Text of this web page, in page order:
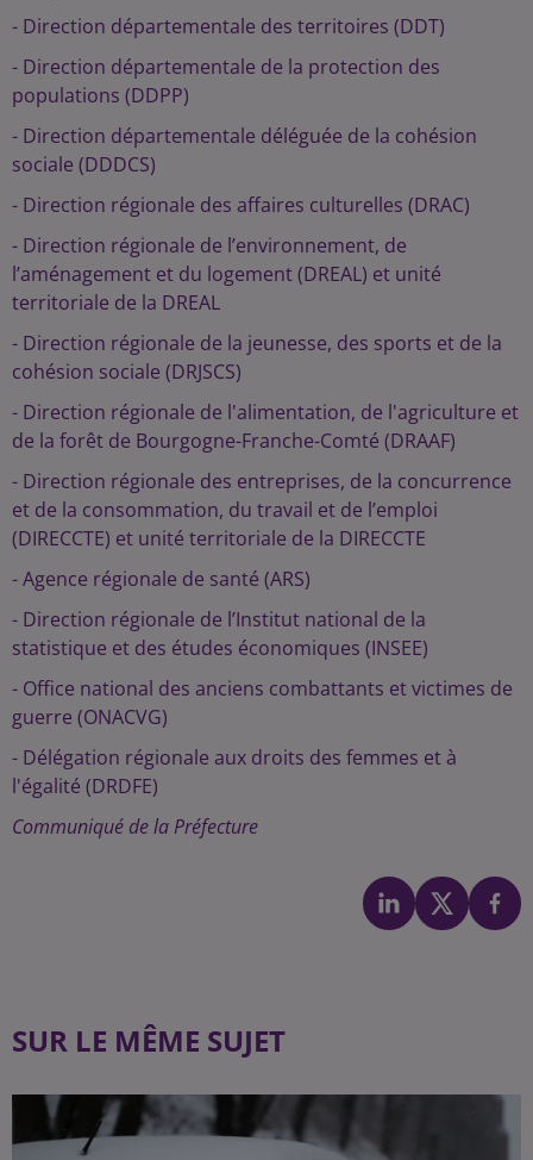
- Direction départementale des territoires (DDT)
- Direction départementale de la protection des
populations (DDPP)
- Direction départementale déléguée de la cohésion
sociale (DDDCS)
- Direction régionale des affaires culturelles (DRAC)
- Direction régionale de l’environnement, de
l’aménagement et du logement (DREAL) et unité
territoriale de la DREAL
- Direction régionale de la jeunesse, des sports et de la
cohésion sociale (DRJSCS)
- Direction régionale de l'alimentation, de l'agriculture et
de la forêt de Bourgogne-Franche-Comté (DRAAF)
- Direction régionale des entreprises, de la concurrence
et de la consommation, du travail et de l’emploi
(DIRECCTE) et unité territoriale de la DIRECCTE
- Agence régionale de santé (ARS)
- Direction régionale de l’Institut national de la
statistique et des études économiques (INSEE)
- Office national des anciens combattants et victimes de
guerre (ONACVG)
- Délégation régionale aux droits des femmes et à
l'égalité (DRDFE)
Communiqué de la Préfecture
SUR LE MÊME SUJET